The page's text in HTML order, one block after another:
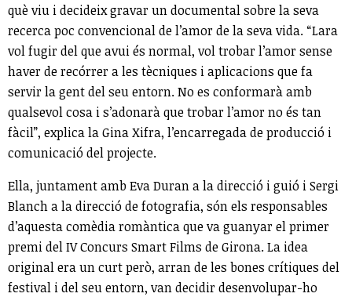
què viu i decideix gravar un documental sobre la seva
recerca poc convencional de l’amor de la seva vida. “Lara
vol fugir del que avui és normal, vol trobar l’amor sense
haver de recórrer a les tècniques i aplicacions que fa
servir la gent del seu entorn. No es conformarà amb
qualsevol cosa i s’adonarà que trobar l’amor no és tan
fàcil”, explica la Gina Xifra, l’encarregada de producció i
comunicació del projecte.
Ella, juntament amb Eva Duran a la direcció i guió i Sergi
Blanch a la direcció de fotografia, són els responsables
d’aquesta comèdia romàntica que va guanyar el primer
premi del IV Concurs Smart Films de Girona. La idea
original era un curt però, arran de les bones crítiques del
festival i del seu entorn, van decidir desenvolupar-ho